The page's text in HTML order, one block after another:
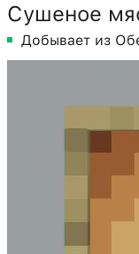
Сушеное
Добывает из